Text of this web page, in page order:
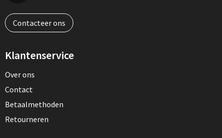
Contacteer ons
Klantenservice
Over ons
Contact
Betaalmethoden
Retourneren